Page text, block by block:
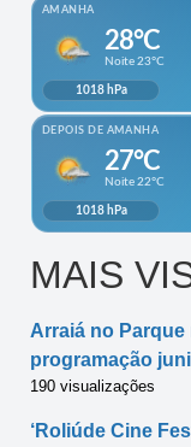
MAIS
Arraiá no
programação
190 visualizações
‘Roliúde Cine